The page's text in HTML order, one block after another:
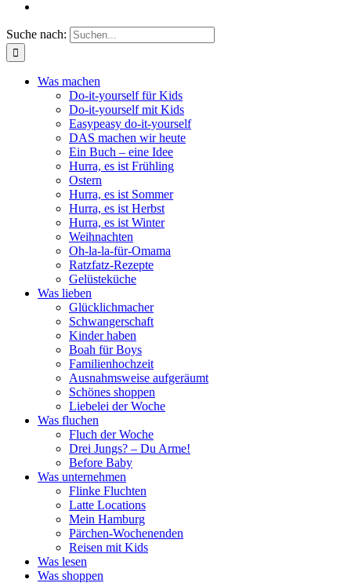
Suche nach:
Was machen
Do-it-yourself für Kids
Do-it-yourself mit Kids
Easypeasy do-it-yourself
DAS machen wir heute
Ein Buch – eine Idee
Hurra, es ist Frühling
Ostern
Hurra, es ist Sommer
Hurra, es ist Herbst
Hurra, es ist Winter
Weihnachten
Oh-la-la-für-Omama
Ratzfatz-Rezepte
Gelüsteküche
Was lieben
Glücklichmacher
Schwangerschaft
Kinder haben
Boah für Boys
Familienhochzeit
Ausnahmsweise aufgeräumt
Schönes shoppen
Liebelei der Woche
Was fluchen
Fluch der Woche
Drei Jungs? – Du Arme!
Before Baby
Was unternehmen
Flinke Fluchten
Latte Locations
Mein Hamburg
Pärchen-Wochenenden
Reisen mit Kids
Was lesen
Was shoppen